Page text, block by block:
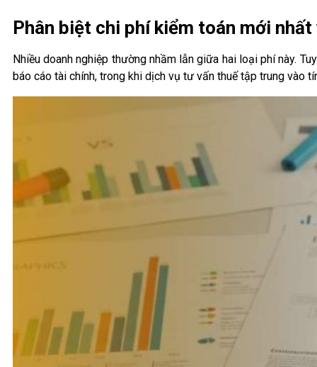
Phân biệt chi phí kiểm toán mới
Nhiều doanh nghiệp thường nhầm lẫn giữa hai loại phí này.
báo cáo tài chính, trong khi dịch vụ tư vấn thuế tập trung vào